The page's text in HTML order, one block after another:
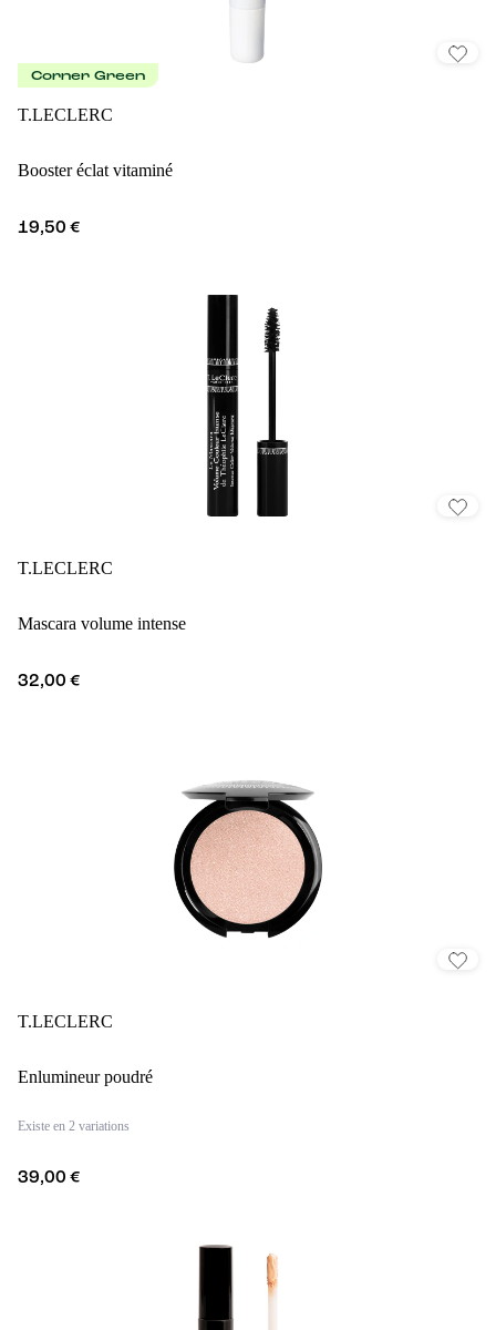
Corner Green
T.LECLERC
Booster éclat vitaminé
19,50 €
T.LECLERC
Mascara volume intense
32,00 €
T.LECLERC
Enlumineur poudré
Existe en 2 variations
39,00 €